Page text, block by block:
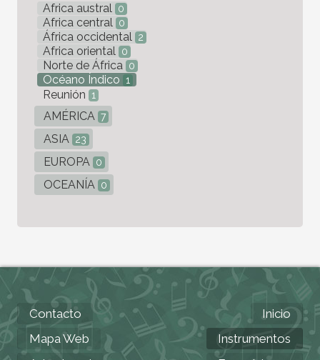
Africa austral 0
Africa central 0
África occidental 2
Africa oriental 0
Norte de África 0
Océano Índico 1
Reunión 1
AMÉRICA 7
ASIA 23
EUROPA 0
OCEANÍA 0
Contacto
Mapa Web
Inicio
Instrumentos